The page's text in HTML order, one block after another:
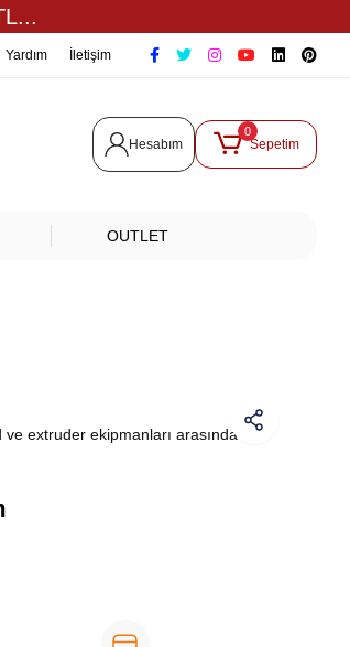
Yardım İletişim
Hesabım
0
Sepetim
OUTLET
extruder ekipmanları arasında